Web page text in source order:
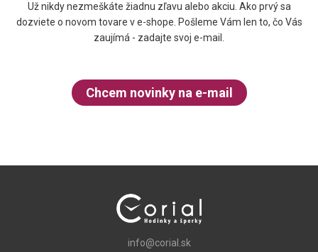
Už nikdy nezmeškáte žiadnu zľavu alebo akciu. Ako prvý sa
dozviete o novom tovare v e-shope. Pošleme Vám len to, čo Vás
zaujímá - zadajte svoj e-mail.
Chcem novinky na e-mail
info@corial.sk